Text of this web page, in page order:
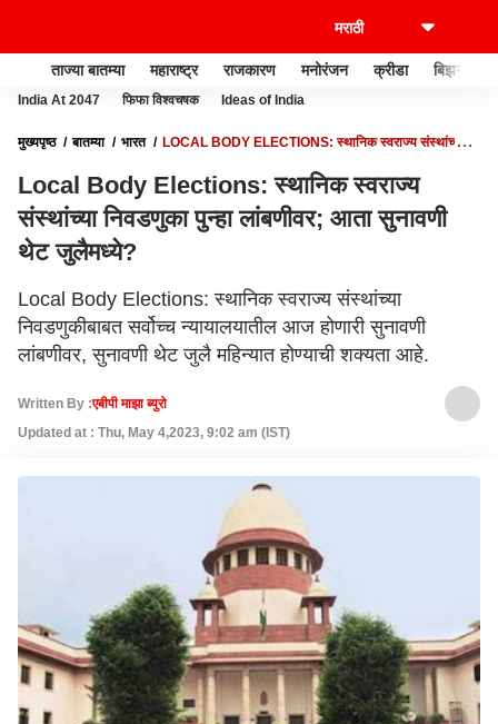
ताज्या बातम्या महाराष्ट्र राजकारण मनोरंजन क्रीडा बिझनेस
India At 2047 फिफा विश्वचषक Ideas of India
मुख्यपृष्ठ बातम्या भारत
LOCAL BODY ELECTIONS: स्थानिक स्वराज्य संस्थांच्या
Local Body Elections: स्थानिक स्वराज्य
संस्थांच्या निवडणुका पुन्हा लांबणीवर; आता सुनावणी
थेट जुलैमध्ये?
Local Body Elections: स्थानिक स्वराज्य संस्थांच्या
निवडणुकीबाबत सर्वोच्च न्यायालयातील आज होणारी सुनावणी
लांबणीवर, सुनावणी थेट जुलै महिन्यात होण्याची शक्यता आहे.
Written By :एबीपी माझा ब्युरो
Updated at : Thu, May 4,2023, 9:02 am (IST)